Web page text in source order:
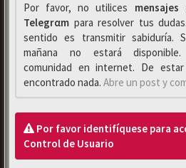
Por favor, no utilices mensajes
Telegrαm para resolver tus
sentido es transmitir sabiduría.
mañana no estará
comunidad en internet. De
encontrado nada. Abre un post y
Por favor identifíquese para
Control de Usuario